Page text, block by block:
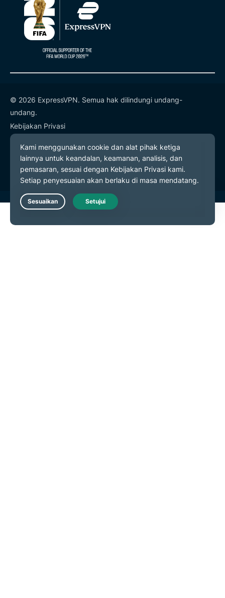
© 2026 ExpressVPN. Semua hak dilindungi undang-
undang.
Kebijakan Privasi
Ketentuan Layanan
Preferensi Cookie